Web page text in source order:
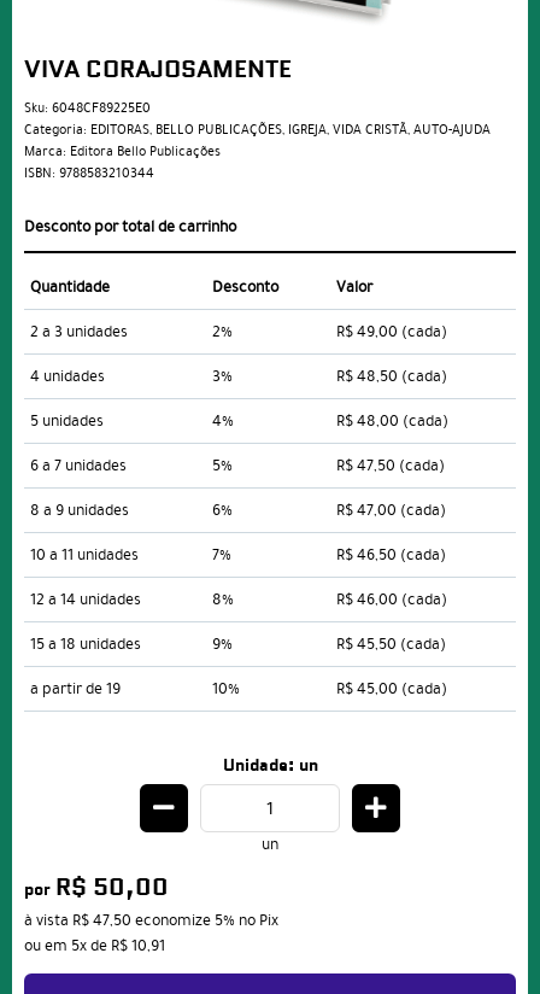
VIVA CORAJOSAMENTE
Sku: 6048CF89225E0
Categoria: EDITORAS, BELLO PUBLICAÇÕES, IGREJA,VIDA CRISTÃ,AUTO-AJUDA
Marca: Editora Bello Publicações
ISBN: 9788583210344
Desconto por total de carrinho
Quantidade Desconto
Valor
2 a 3 unidades
2% R$ 49,00 (cada)
4 unidades
3% R$ 48,50 (cada)
5 unidades
4% R$ 48,00 (cada)
6 a 7 unidades
5% R$ 47,50 (cada)
8 a 9 unidades
6% R$ 47,00 (cada)
10 a 11 unidades
7% R$ 46,50 (cada)
12 a 14 unidades
8% R$ 46,00 (cada)
15 a 18 unidades
9% R$ 45,50 (cada)
a partir de 19
10% R$ 45,00 (cada)
Unidade: un
un
por R$ 50,00
à vista R$ 47,50 economize 5% no Pix
ou em 5xde R$ 10,91